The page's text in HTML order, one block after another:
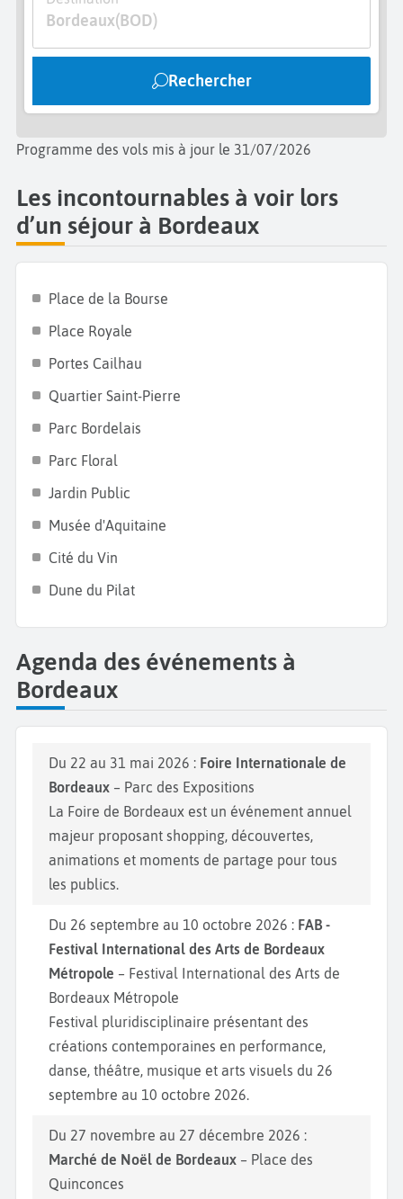
Bordeaux(BOD)
Rechercher
Programme des vols mis à jour le 31/07/2026
Les incontournables à voir lors
d’un séjour à Bordeaux
Place de la Bourse
Place Royale
Portes Cailhau
Quartier Saint-Pierre
Parc Bordelais
Parc Floral
Jardin Public
Musée d'Aquitaine
Cité du Vin
Dune du Pilat
Agenda des événements à
Bordeaux
Du 22 au 31 mai 2026 : Foire Internationale de
Bordeaux – Parc des Expositions
La Foire de Bordeaux est un événement annuel
majeur proposant shopping, découvertes,
animations et moments de partage pour tous
les publics.
Du 26 septembre au 10 octobre 2026 : FAB -
Festival International des Arts de Bordeaux
Métropole – Festival International des Arts de
Bordeaux Métropole
Festival pluridisciplinaire présentant des
créations contemporaines en performance,
danse, théâtre, musique et arts visuels du 26
septembre au 10 octobre 2026.
Du 27 novembre au 27 décembre 2026 :
Marché de Noël de Bordeaux – Place des
Quinconces